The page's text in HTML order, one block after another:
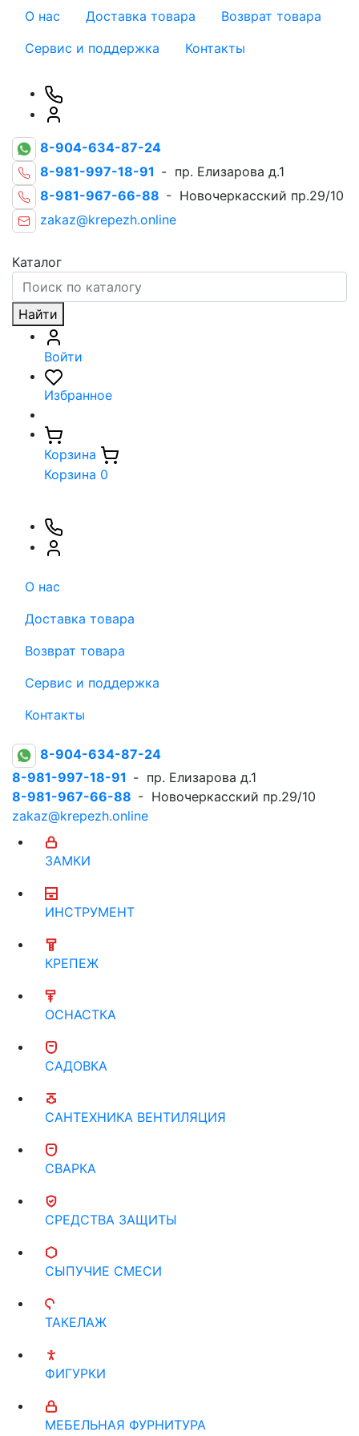
О нас Доставка товара
Возврат товара
Сервис и поддержка
Контакты
8-904-634-87-24
8-981-997-18-91 - пр. Елизарова д.1
8-981-967-66-88 - Новочеркасский пр.29/10
zakaz@krepezh.online
Каталог
Найти
Войти
Избранное
Корзина
Корзина 0
О нас
Доставка товара
Возврат товара
Сервис и поддержка
Контакты
8-904-634-87-24
8-981-997-18-91 - пр. Елизарова д.1
8-981-967-66-88 - Новочеркасский пр.29/10
zakaz@krepezh.online
ЗАМКИ
ИНСТРУМЕНТ
КРЕПЕЖ
ОСНАСТКА
САДОВКА
САНТЕХНИКА ВЕНТИЛЯЦИЯ
СВАРКА
СРЕДСТВА ЗАЩИТЫ
СЫПУЧИЕ СМЕСИ
ТАКЕЛАЖ
ФИГУРКИ
МЕБЕЛЬНАЯ ФУРНИТУРА